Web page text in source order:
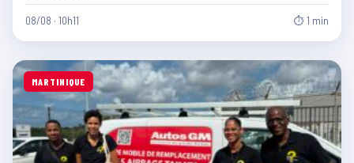
08/08 · 10h11 ⏱ 1 min
MARTINIQUE